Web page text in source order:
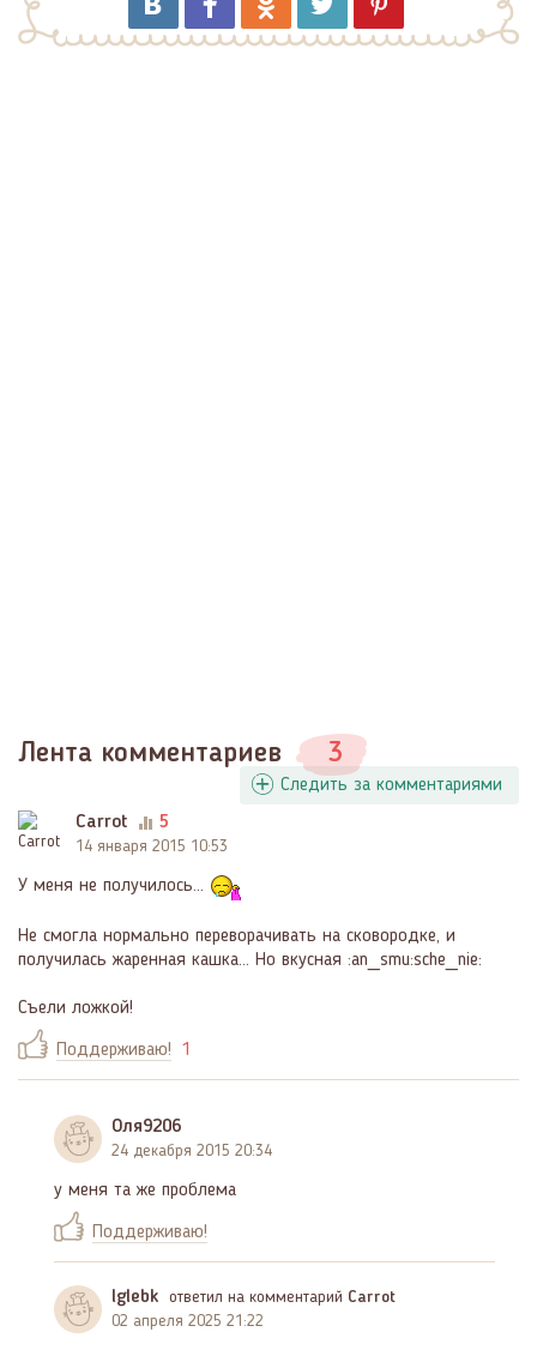
Лента комментариев 3
Следить за комментариями
Carrot
5
14 января 2015 10:53
У меня не получилось...
Не смогла нормально переворачивать на сковородке, и
получилась жаренная кашка... Но вкусная :an_smu:sche_nie:
Съели ложкой!
Поддерживаю! 1
Оля9206
24 декабря 2015 20:34
у меня та же проблема
Поддерживаю!
lglebk ответил на комментарий Carrot
02 апреля 2025 21:22